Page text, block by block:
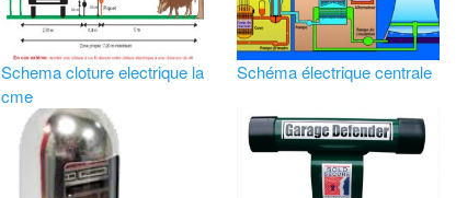
Schema cloture electrique la
cme
Schéma électrique centrale